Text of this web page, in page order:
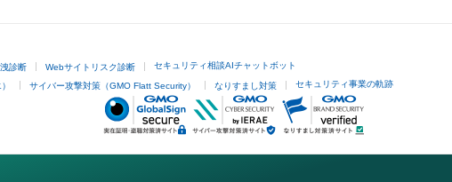
診断 Webサイトリスク診断 セキュリティ相談AIチャットボット
サイバー攻撃対策（GMO Flatt Security） なりすまし対策 セキュリティ事業の軌跡